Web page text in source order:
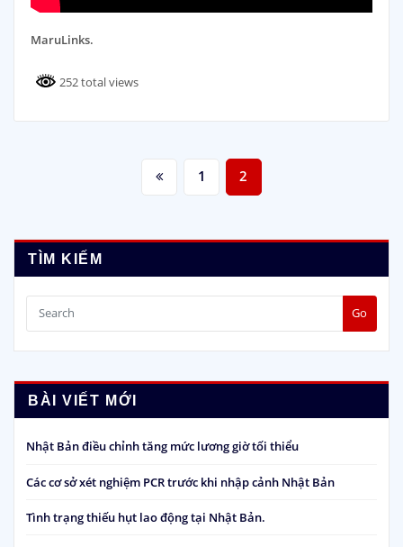
MaruLinks.
252 total views
bài
viết
1 2
TÌM KIẾM
Go
BÀI VIẾT MỚI
Nhật Bản điều chỉnh tăng mức lương giờ tối thiểu
Các cơ sở xét nghiệm PCR trước khi nhập cảnh Nhật Bản
Tình trạng thiếu hụt lao động tại Nhật Bản.